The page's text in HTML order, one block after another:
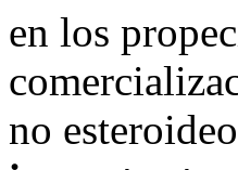
en los
no